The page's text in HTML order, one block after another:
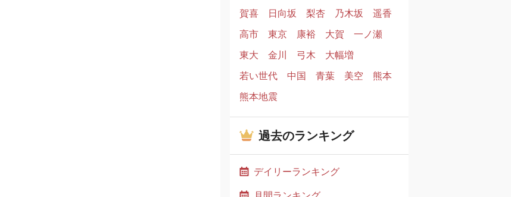
賀喜
日向坂 梨杏 乃木坂
遥香
高市
東京 康裕 大賀
一ノ瀬
東大
金川 弓木
大幅増
若い世代
中国 青葉 美空
熊本
熊本地震
過去のランキング
デイリーランキング